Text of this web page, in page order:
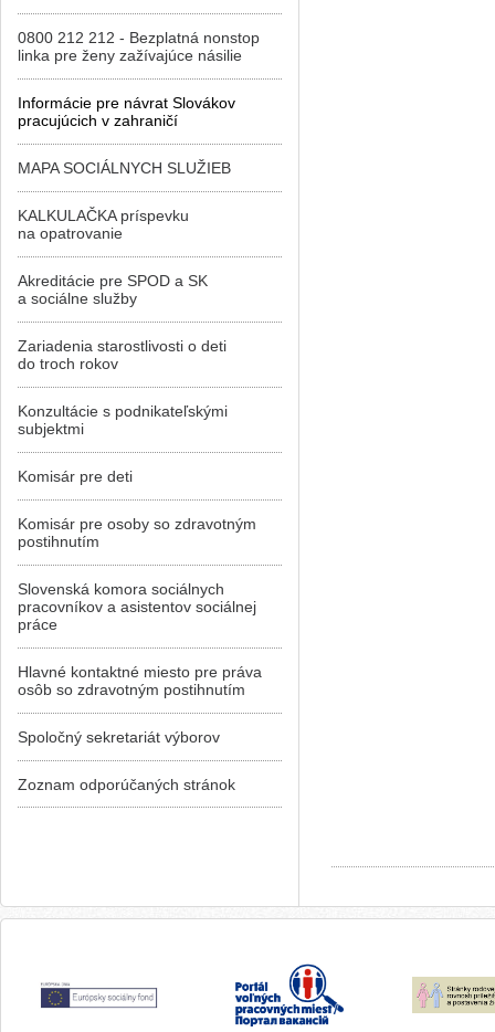
0800 212 212 - Bezplatná nonstop
linka pre ženy zažívajúce násilie
Informácie pre návrat Slovákov
pracujúcich v zahraničí
MAPA SOCIÁLNYCH SLUŽIEB
KALKULAČKA príspevku
na opatrovanie
Akreditácie pre SPOD a SK
a sociálne služby
Zariadenia starostlivosti o deti
do troch rokov
Konzultácie s podnikateľskými
subjektmi
Komisár pre deti
Komisár pre osoby so zdravotným
postihnutím
Slovenská komora sociálnych
pracovníkov a asistentov sociálnej
práce
Hlavné kontaktné miesto pre práva
osôb so zdravotným postihnutím
Spoločný sekretariát výborov
Zoznam odporúčaných stránok